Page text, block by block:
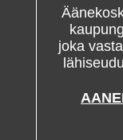
joka